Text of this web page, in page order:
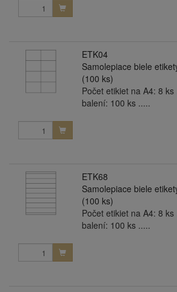
ETK04
Samolepiace biele
(100 ks)
Počet etikiet na A4: 8
balení: 100 ks .....
ETK68
Samolepiace biele
(100 ks)
Počet etikiet na A4: 8
balení: 100 ks .....